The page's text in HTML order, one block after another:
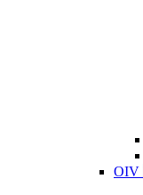
OIV